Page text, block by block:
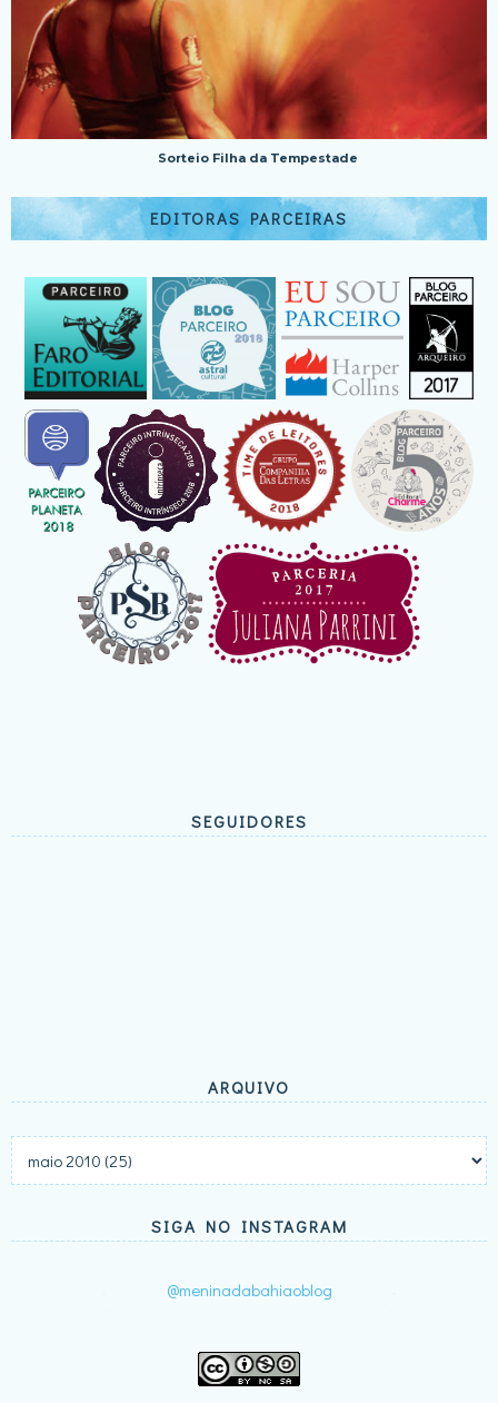
Sorteio Filha da Tempestade
EDITORAS PARCEIRAS
SEGUIDORES
ARQUIVO
SIGA NO INSTAGRAM
@meninadabahiaoblog